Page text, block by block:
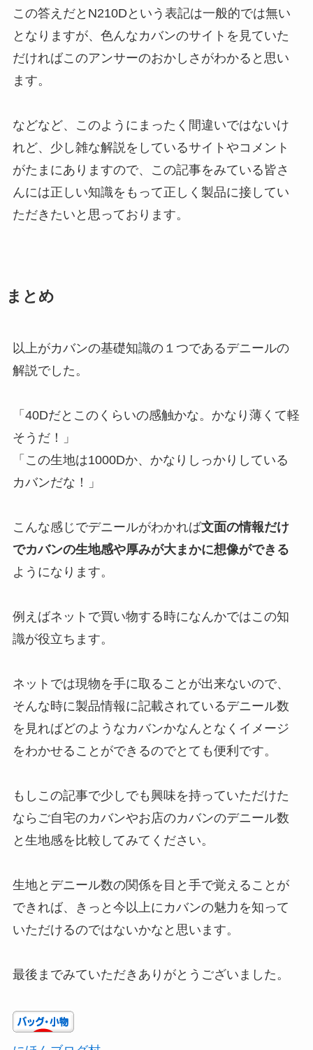
この答えだとN210Dという表記は一般的では無い
となりますが、色んなカバンのサイトを見ていた
だければこのアンサーのおかしさがわかると思い
ます。
などなど、このようにまったく間違いではないけ
れど、少し雑な解説をしているサイトやコメント
がたまにありますので、この記事をみている皆さ
んには正しい知識をもって正しく製品に接してい
ただきたいと思っております。
まとめ
以上がカバンの基礎知識の１つであるデニールの
解説でした。
「40Dだとこのくらいの感触かな。かなり薄くて軽
そうだ！」
「この生地は1000Dか、かなりしっかりしている
カバンだな！」
こんな感じでデニールがわかれば文面の情報だけ
でカバンの生地感や厚みが大まかに想像ができる
ようになります。
例えばネットで買い物する時になんかではこの知
識が役立ちます。
ネットでは現物を手に取ることが出来ないので、
そんな時に製品情報に記載されているデニール数
を見ればどのようなカバンかなんとなくイメージ
をわかせることができるのでとても便利です。
もしこの記事で少しでも興味を持っていただけた
ならご自宅のカバンやお店のカバンのデニール数
と生地感を比較してみてください。
生地とデニール数の関係を目と手で覚えることが
できれば、きっと今以上にカバンの魅力を知って
いただけるのではないかなと思います。
最後までみていただきありがとうございました。